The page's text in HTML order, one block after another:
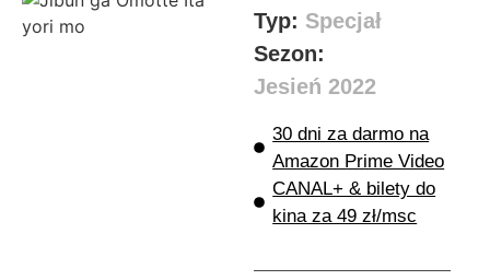
Typ: Specjał
Sezon:
Jesień 2022
30 dni za darmo na
Amazon Prime Video
CANAL+ & bilety do
kina za 49 zł/msc